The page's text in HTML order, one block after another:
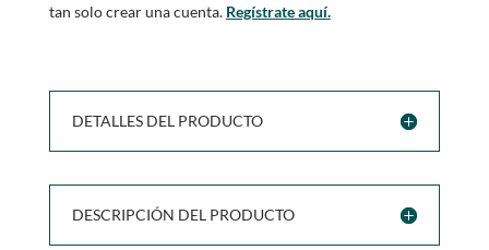
tan solo crear una cuenta. Regístrate aquí.
DETALLES DEL PRODUCTO
DESCRIPCIÓN DEL PRODUCTO